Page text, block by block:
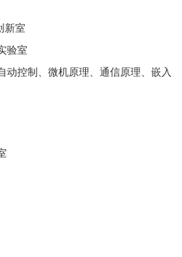
新室
验室
控制、微机原理、通信原理、嵌入